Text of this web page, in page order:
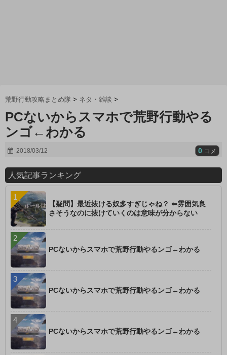
荒野行動攻略まとめ隊 > ネタ・雑談 >
PCないからスマホで荒野行動やる
ンゴ←わかる
2018/03/12 0 コメ
人気記事ランキング
【疑問】最近抜ける奴多すぎじゃね？ ⇐雰囲気良
さそうなのに抜けていくのは意味が分からない
PCないからスマホで荒野行動やるンゴ←わかる
PCないからスマホで荒野行動やるンゴ←わかる
PCないからスマホで荒野行動やるンゴ←わかる